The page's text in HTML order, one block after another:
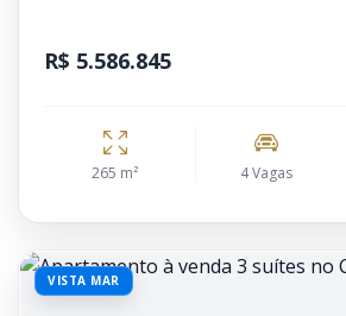
R$ 5.586.845
265 m² 4 Vagas
VISTA MAR